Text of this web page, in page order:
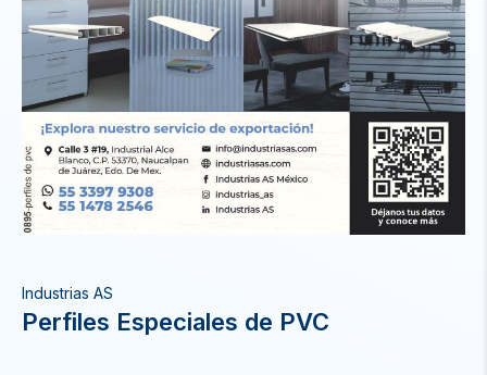
Industrias AS
Perfiles Especiales de PVC